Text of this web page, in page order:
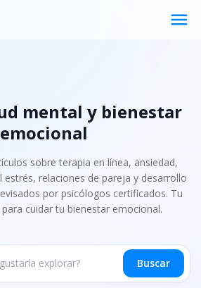
menu
mental y bienestar
emocional
sobre terapia en línea, ansiedad,
estrés, relaciones de pareja y desarrollo
por psicólogos certificados. Tu
cuidar tu bienestar emocional.
Buscar